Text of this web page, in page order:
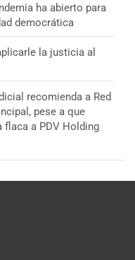
ha abierto para
democrática
la justicia al
recomienda a Red
pese a que
flaca a PDV Holding